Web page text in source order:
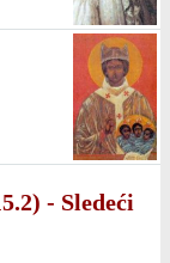
- Sledeći